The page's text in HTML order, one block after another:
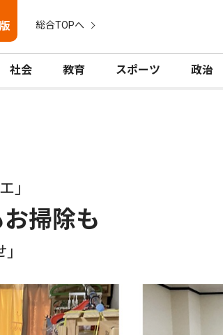
総合TOPへ
社会 教育 スポーツ 政治
」
掃除も
｣